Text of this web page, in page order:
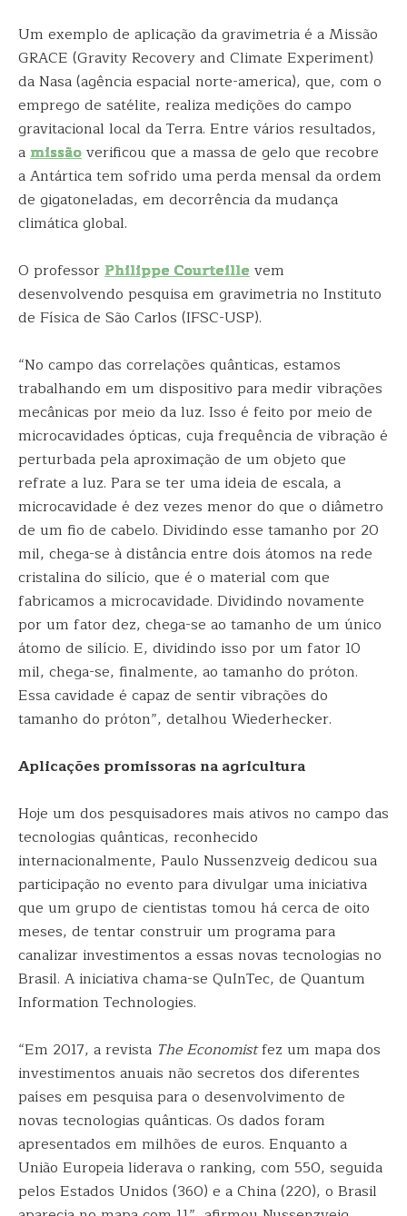
Um exemplo de aplicação da gravimetria é a Missão
GRACE (Gravity Recovery and Climate Experiment)
da Nasa (agência espacial norte-america), que, com o
emprego de satélite, realiza medições do campo
gravitacional local da Terra. Entre vários resultados,
amissãoverificou que a massa de gelo que recobre
a Antártica tem sofrido uma perda mensal da ordem
de gigatoneladas, em decorrência da mudança
climática global.
O professorPhilippe Courteillevem
desenvolvendo pesquisa em gravimetria no Instituto
de Física de São Carlos (IFSC-USP).
“No campo das correlações quânticas, estamos
trabalhando em um dispositivo para medir vibrações
mecânicas por meio da luz. Isso é feito por meio de
microcavidades ópticas, cuja frequência de vibração é
perturbada pela aproximação de um objeto que
refrate a luz. Para se ter uma ideia de escala, a
microcavidade é dez vezes menor do que o diâmetro
de um fio de cabelo. Dividindo esse tamanho por 20
mil, chega-se à distância entre dois átomos na rede
cristalina do silício, que é o material com que
fabricamos a microcavidade. Dividindo novamente
por um fator dez, chega-se ao tamanho de um único
átomo de silício. E, dividindo isso por um fator 10
mil, chega-se, finalmente, ao tamanho do próton.
Essa cavidade é capaz de sentir vibrações do
tamanho do próton”, detalhou Wiederhecker.
Aplicações promissoras na agricultura
Hoje um dos pesquisadores mais ativos no campo das
tecnologias quânticas, reconhecido
internacionalmente, Paulo Nussenzveig dedicou sua
participação no evento para divulgar uma iniciativa
que um grupo de cientistas tomou há cerca de oito
meses, de tentar construir um programa para
canalizar investimentos a essas novas tecnologias no
Brasil. A iniciativa chama-se QuInTec, de Quantum
Information Technologies.
“Em 2017, a revista The Economistfez um mapa dos
investimentos anuais não secretos dos diferentes
países em pesquisa para o desenvolvimento de
novas tecnologias quânticas. Os dados foram
apresentados em milhões de euros. Enquanto a
União Europeia liderava o ranking, com 550, seguida
pelos Estados Unidos (360) e a China (220), o Brasil